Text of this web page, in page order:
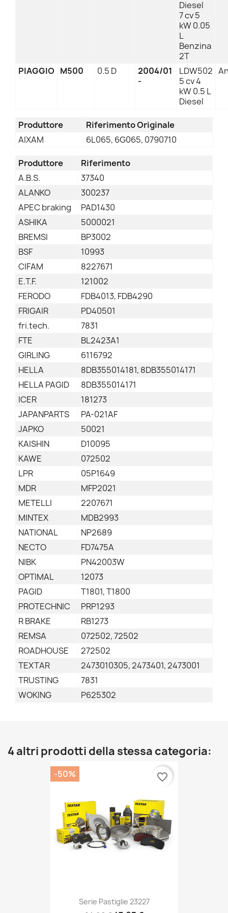
Diesel
7 cv 5
kW 0.05
L
Benzina
2T
PIAGGIO M500 0.5 D
2004/01
-
LDW502
5 cv 4
kW 0.5 L
Diesel
Produttore
Riferimento Originale
AIXAM
6L065, 6G065, 0790710
Produttore
Riferimento
A.B.S.
37340
ALANKO
300237
APEC braking
PAD1430
ASHIKA
5000021
BREMSI
BP3002
BSF
10993
CIFAM
8227671
E.T.F.
121002
FERODO
FDB4013, FDB4290
FRIGAIR
PD40501
fri.tech.
7831
FTE
BL2423A1
GIRLING
6116792
HELLA
8DB355014181, 8DB355014171
HELLA PAGID
8DB355014171
ICER
181273
JAPANPARTS
PA-021AF
JAPKO
50021
KAISHIN
D10095
KAWE
072502
LPR
05P1649
MDR
MFP2021
METELLI
2207671
MINTEX
MDB2993
NATIONAL
NP2689
NECTO
FD7475A
NIBK
PN42003W
OPTIMAL
12073
PAGID
T1801, T1800
PROTECHNIC
PRP1293
R BRAKE
RB1273
REMSA
072502, 72502
ROADHOUSE
272502
TEXTAR
2473010305, 2473401, 2473001
TRUSTING
7831
WOKING
P625302
4 altri prodotti della stessa categoria:
Serie Pastiglie 23227
-50% favorite_border